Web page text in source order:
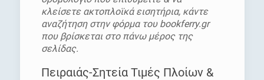
κλείσετε ακτοπλοϊκά εισητήρια, κάντε
αναζήτηση στην φόρμα του bookferry.gr
που βρίσκεται στο πάνω μέρος της
σελίδας.
Πειραιάς-Σητεία Τιμές Πλοίων &